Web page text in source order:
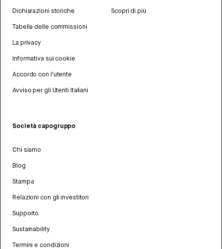
Dichiarazioni storiche
Tabella delle commissioni
La privacy
Informativa sui cookie
Accordo con l'utente
Avviso per gli Utenti Italiani
Scopri di più
Società capogruppo
Chi siamo
Blog
Stampa
Relazioni con gli investitori
Supporto
Sustainability
Termini e condizioni